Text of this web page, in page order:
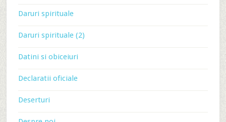
Daruri spirituale
Daruri spirituale (2)
Datini si obiceiuri
Declaratii oficiale
Deserturi